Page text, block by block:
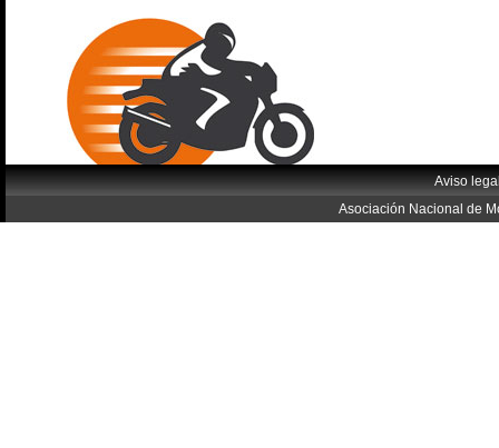
Aviso
Asociación Nacional de